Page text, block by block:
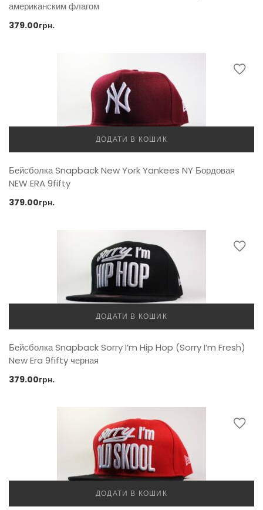
американским флагом
379.00грн.
ДОДАТИ В КОШИК
Бейсболка Snapback New York Yankees NY Бордовая
NEW ERA 9fifty
379.00грн.
ДОДАТИ В КОШИК
Бейсболка Snapback Sorry I’m Hip Hop (Sorry I’m Fresh)
New Era 9fifty черная
379.00грн.
ДОДАТИ В КОШИК